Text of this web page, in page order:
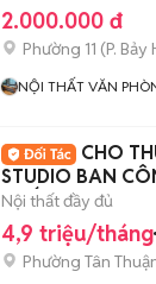
2.000.000 đ
Phường 11 (P. Bảy
NỘI THẤT VĂN
CHO
STUDIO BAN
THẤT NGAY KCX
Nội thất đầy đủ
4,9 triệu/tháng
Phường Tân